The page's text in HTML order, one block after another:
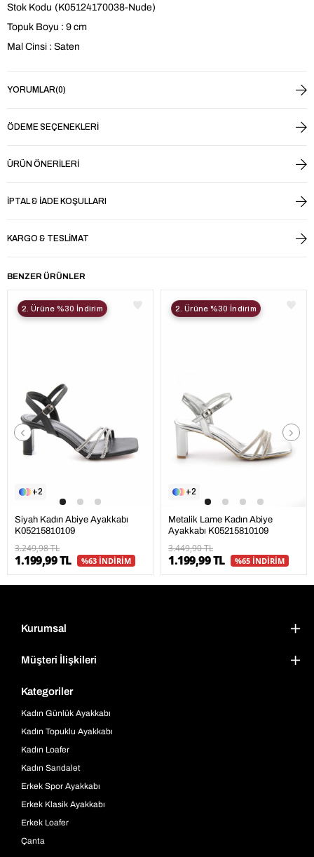
Stok Kodu (K05124170038-Nude)
Topuk Boyu : 9 cm
Mal Cinsi : Saten
YORUMLAR(0)
ÖDEME SEÇENEKLERI
ÜRÜN ÖNERILERI
İPTAL & İADE KOŞULLARI
KARGO & TESLIMAT
BENZER ÜRÜNLER
2
Siyah Kadın Abiye Ayakkabı
K05215810109
3.249,98 TL
1.199,99 TL %63 İNDİRİM
2. Ürüne %30 İndirim
2
Metalik Lame Kadın Abiye
Ayakkabı K05215810109
3.449,90 TL
1.199,99 TL %65 İNDİRİM
2. Ürüne %30 İndirim
Kurumsal
Müşteri İlişkileri
Kategoriler
Kadın Günlük Ayakkabı
Kadın Topuklu Ayakkabı
Kadın Loafer
Kadın Sandalet
Erkek Spor Ayakkabı
Erkek Klasik Ayakkabı
Erkek Loafer
Çanta